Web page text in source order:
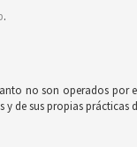
.
no son operados por
de sus propias prácticas